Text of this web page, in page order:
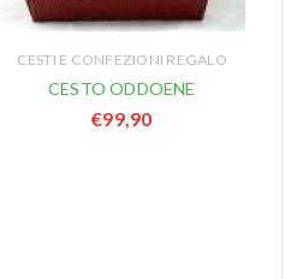
CESTI E CONFEZIONI REGALO
CESTO ODDOENE
€99,90